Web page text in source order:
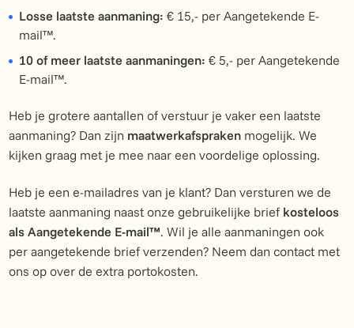
Losse laatste aanmaning: € 15,- per Aangetekende E-
mail™.
10 of meer laatste aanmaningen: € 5,- per Aangetekende
E-mail™.
Heb je grotere aantallen of verstuur je vaker een laatste
aanmaning? Dan zijn maatwerkafsprakenmogelijk. We
kijken graag met je mee naar een voordelige oplossing.
Heb je een e-mailadres van je klant? Dan versturen we de
laatste aanmaning naast onze gebruikelijke brief kosteloos
als Aangetekende E-mail™. Wil je alle aanmaningen ook
per aangetekende brief verzenden? Neem dan contact met
ons op over de extra portokosten.